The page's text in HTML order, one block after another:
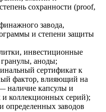
сохранности (proof,
завода,
и степени защиты
инвестиционные
аноды;
сертификат к
фактор, влияющий на
наличие капсулы и
и коллекционных серий);
заводов